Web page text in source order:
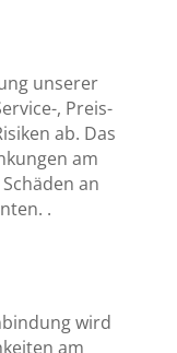
unserer
, Preis-
ab. Das
am
an
​.
wird
am